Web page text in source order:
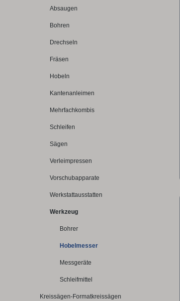
Absaugen
Bohren
Drechseln
Fräsen
Hobeln
Kantenanleimen
Mehrfachkombis
Schleifen
Sägen
Verleimpressen
Vorschubapparate
Werkstattausstatten
Werkzeug
Bohrer
Hobelmesser
Messgeräte
Schleifmittel
Kreissägen-Formatkreissägen